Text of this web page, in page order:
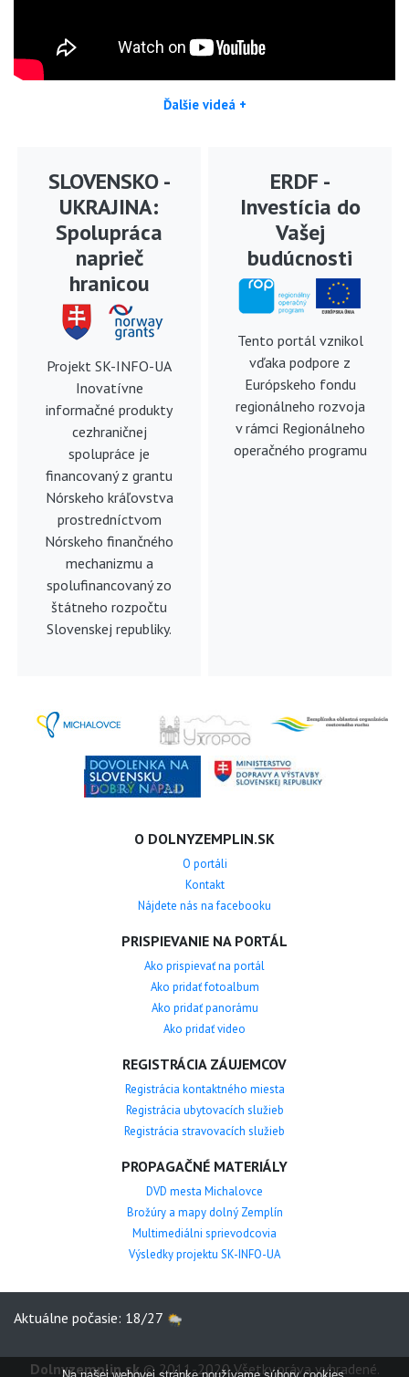
Ďalšie videá +
SLOVENSKO -
UKRAJINA:
Spolupráca
naprieč
hranicou
Projekt SK-INFO-UA
Inovatívne
informačné produkty
cezhraničnej
spolupráce je
financovaný z grantu
Nórskeho kráľovstva
prostredníctvom
Nórskeho finančného
mechanizmu a
spolufinancovaný zo
štátneho rozpočtu
Slovenskej republiky.
ERDF -
Investícia do
Vašej
budúcnosti
Tento portál vznikol
vďaka podpore z
Európskeho fondu
regionálneho rozvoja
v rámci Regionálneho
operačného programu
O DOLNYZEMPLIN.SK
O portáli
Kontakt
Nájdete nás na facebooku
PRISPIEVANIE NA PORTÁL
Ako prispievať na portál
Ako pridať fotoalbum
Ako pridať panorámu
Ako pridať video
REGISTRÁCIA ZÁUJEMCOV
Registrácia kontaktného miesta
Registrácia ubytovacích služieb
Registrácia stravovacích služieb
PROPAGAČNÉ MATERIÁLY
DVD mesta Michalovce
Brožúry a mapy dolný Zemplín
Multimediálni sprievodcovia
Výsledky projektu SK-INFO-UA
Aktuálne počasie: 18/27
Dolnyzemplin.sk© 2011-2020 Všetky práva vyhradené.